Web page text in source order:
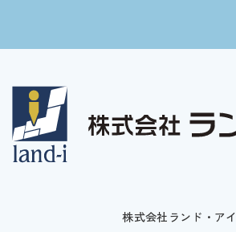
株式会社ランド・アイ